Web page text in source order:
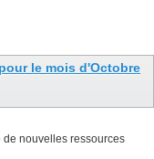
le mois d'Octobre
de nouvelles ressources